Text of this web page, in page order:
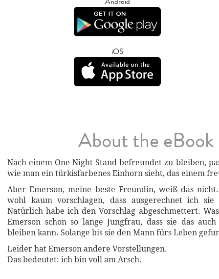
iOS
About the eBook
Nach einem One-Night-Stand befreundet zu bleiben,
wie man ein türkisfarbenes Einhorn sieht, das einem
Aber Emerson, meine beste Freundin, weiß das
wohl kaum vorschlagen, dass ausgerechnet ich
Natürlich habe ich den Vorschlag abgeschmettert.
Emerson schon so lange Jungfrau, dass sie das
bleiben kann. Solange bis sie den Mann fürs Leben
Leider hat Emerson andere Vorstellungen.
Das bedeutet: ich bin voll am Arsch.